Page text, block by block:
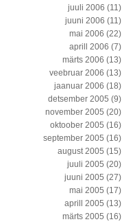
juuli 2006 (11)
juuni 2006 (11)
mai 2006 (22)
aprill 2006 (7)
märts 2006 (13)
veebruar 2006 (13)
jaanuar 2006 (18)
detsember 2005 (9)
november 2005 (20)
oktoober 2005 (16)
september 2005 (16)
august 2005 (15)
juuli 2005 (20)
juuni 2005 (27)
mai 2005 (17)
aprill 2005 (13)
märts 2005 (16)